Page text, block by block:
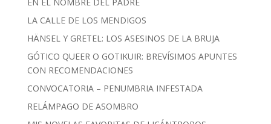
LA CALLE DE LOS MENDIGOS
HÄNSEL Y GRETEL: LOS ASESINOS DE LA BRUJA
GÓTICO QUEER O GOTIKUIR: BREVÍSIMOS APUNTES
CON RECOMENDACIONES
CONVOCATORIA – PENUMBRIA INFESTADA
RELÁMPAGO DE ASOMBRO